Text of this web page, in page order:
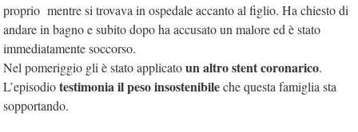
proprio mentre si trovava in ospedale accanto al figlio. Ha chiesto di
andare in bagno e subito dopo ha accusato un malore ed è stato
immediatamente soccorso.
Nel pomeriggio gli è stato applicatoun altro stent coronarico.
L’episodiotestimonia il peso insostenibileche questa famiglia sta
sopportando.